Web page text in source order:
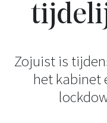
Zojuist is
het kabinet